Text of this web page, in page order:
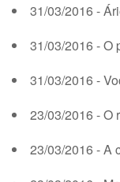
31/03/2016 -
31/03/2016 - O
31/03/2016 -
23/03/2016 - O
23/03/2016 - A